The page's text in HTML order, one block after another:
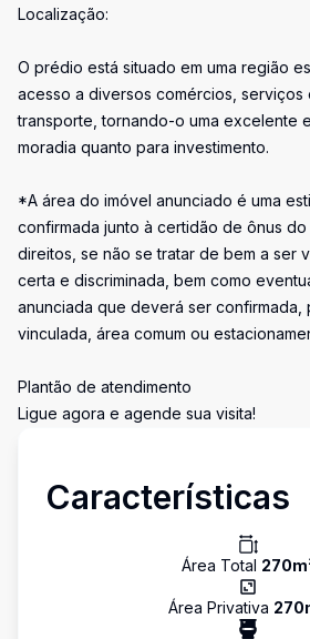
Localização:
O prédio está situado em uma região
acesso a diversos comércios,
transporte, tornando-o uma excelente
moradia quanto para investimento.
*A área do imóvel anunciado é uma
confirmada junto à certidão de ônus
direitos, se não se tratar de bem a ser
certa e discriminada, bem como
anunciada que deverá ser confirmada,
vinculada, área comum ou
Plantão de atendimento
Ligue agora e agende sua visita!
Características
Área Total 270
Área Privativa 270